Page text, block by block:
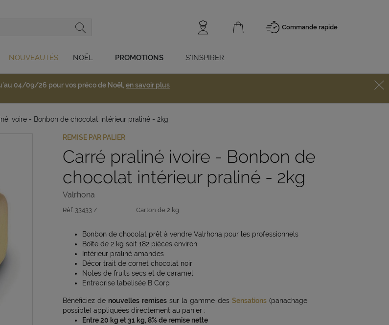
Commande rapide
NOUVEAUTÉS NOËL PROMOTIONS S'INSPIRER
04/09/26 pour vos préco de Noël, en savoir plus
ivoire - Bonbon de chocolat intérieur praliné - 2kg
REMISE PAR PALIER
Carré praliné ivoire - Bonbon de
chocolat intérieur praliné - 2kg
Valrhona
Réf: 33433 / Carton de 2 kg
Bonbon de chocolat prêt à vendre Valrhona pour les professionnels
Boîte de 2 kg soit 182 pièces environ
Intérieur praliné amandes
Décor trait de cornet chocolat noir
Notes de fruits secs et de caramel
Entreprise labelisée B Corp
Bénéficiez de nouvelles remisessur la gamme des Sensations(panachage
possible) appliquées directement au panier :
Entre 20 kg et 31 kg, 8% de remise nette